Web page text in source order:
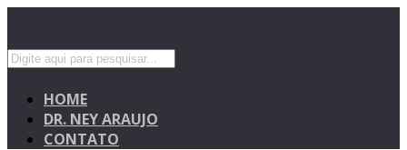
HOME
DR. NEY ARAUJO
CONTATO